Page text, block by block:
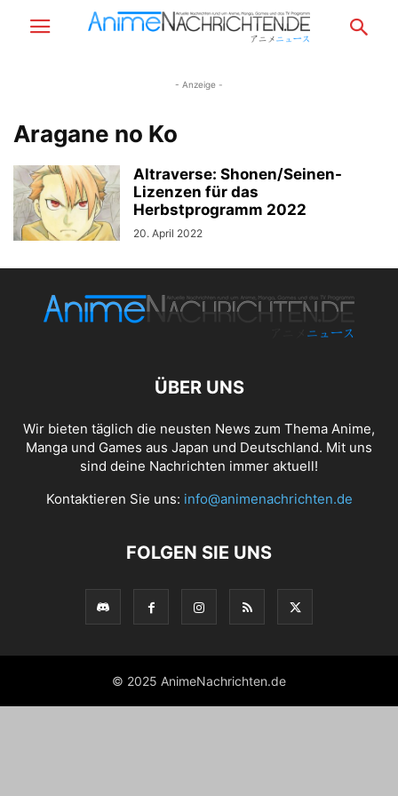
- Anzeige -
Aragane no Ko
Altraverse: Shonen/Seinen-
Lizenzen für das
Herbstprogramm 2022
20. April 2022
ÜBER UNS
Wir bieten täglich die neusten News zum Thema Anime,
Manga und Games aus Japan und Deutschland. Mit uns
sind deine Nachrichten immer aktuell!
Kontaktieren Sie uns: info@animenachrichten.de
FOLGEN SIE UNS
© 2025 AnimeNachrichten.de